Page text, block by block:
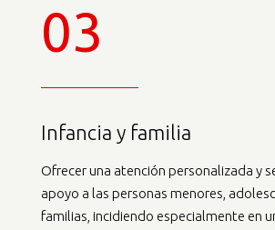
03
Infancia y familia
Ofrecer una atención personalizada y
apoyo a las personas menores,
familias, incidiendo especialmente en